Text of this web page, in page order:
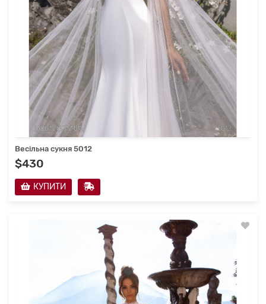
Весільна сукня 5012
$430
КУПИТИ